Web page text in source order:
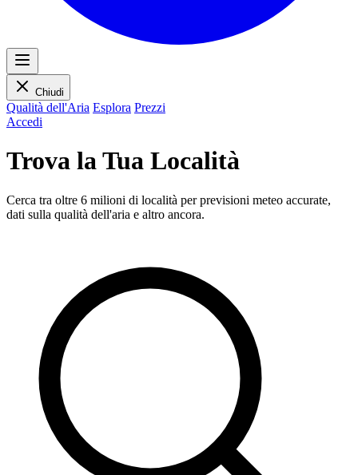
Chiudi
Qualità dell'Aria Esplora Prezzi
Accedi
Trova la Tua Località
Cerca tra oltre 6 milioni di località per previsioni meteo accurate,
dati sulla qualità dell'aria e altro ancora.